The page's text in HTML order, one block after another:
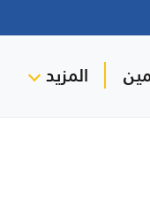
المزيد